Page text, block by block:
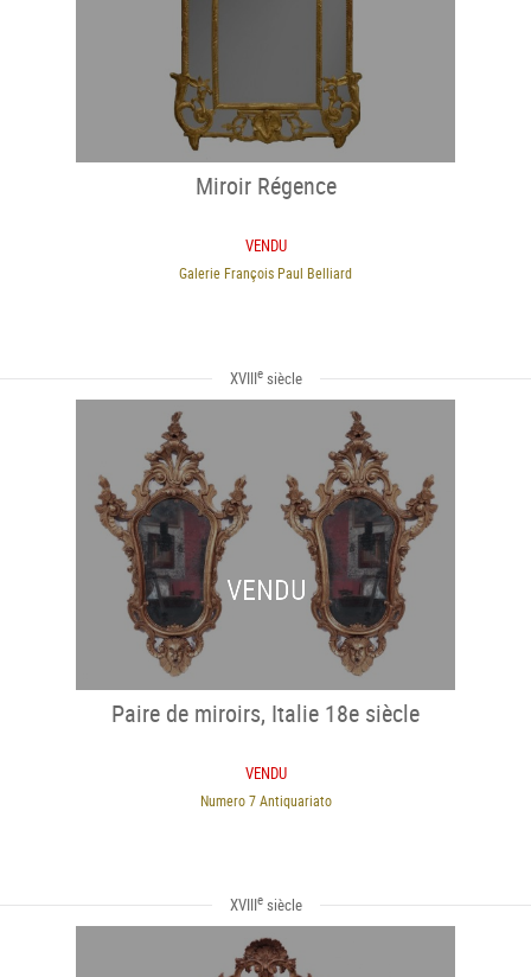
Miroir Régence
VENDU
Galerie François Paul Belliard
XVIIIesiècle
VENDU
Paire de miroirs, Italie 18e siècle
VENDU
Numero 7 Antiquariato
XVIIIesiècle